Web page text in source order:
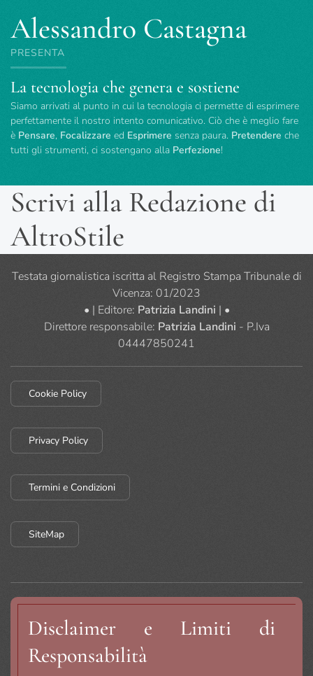
Alessandro Castagna
PRESENTA
La tecnologia che genera e sostiene
Siamo arrivati al punto in cui la tecnologia ci permette di esprimere
perfettamente il nostro intento comunicativo. Ciò che è meglio fare
è Pensare, Focalizzare ed Esprimere senza paura. Pretendere che
tutti gli strumenti, ci sostengano alla Perfezione!
Scrivi alla Redazione di
AltroStile
Testata giornalistica iscritta al Registro Stampa Tribunale di
Vicenza: 01/2023
• | Editore: Patrizia Landini | •
Direttore responsabile: Patrizia Landini - P.Iva
04447850241
Cookie Policy
Privacy Policy
Termini e Condizioni
SiteMap
Disclaimer e Limiti di
Responsabilità